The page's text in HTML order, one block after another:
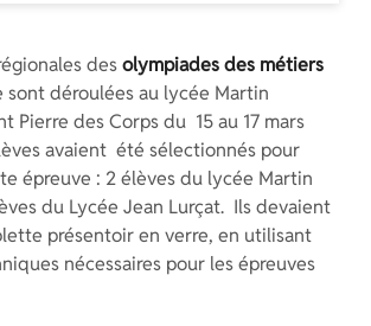
desolympiades des métiers
sont déroulées au lycée Martin
Pierre des Corps du 15 au 17 mars
avaient été sélectionnés pour
épreuve : 2 élèves du lycée Martin
du Lycée Jean Lurçat. Ils devaient
présentoir en verre, en utilisant
nécessaires pour les épreuves